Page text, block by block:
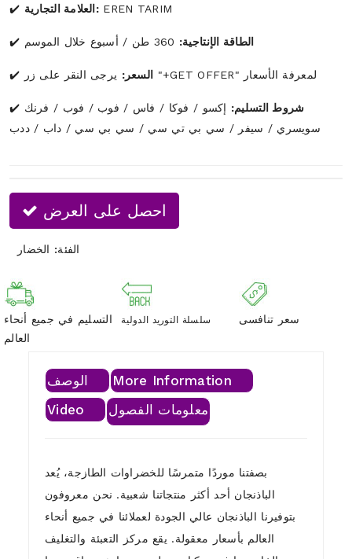
العلامة التجارية: EREN TARIM
الطاقة الإنتاجية:
السعر: يرجى النقر على زر "+GET OFFER" لمعرفة الأسعار
شروط التسليم: إكسو / فوكا / فاس / فوب / فوب / فرنك
سويسري / سيفر / سي بي تي سي / سي بي سي / داب / ددب
احصل على العرض
الفئة: الخضار
التسليم في جميع أنحاء
العالم
سلسلة التوريد الدولية سعر تنافسى
الوصف
More Information
Video
معلومات الفصول
بصفتنا موردًا متمرسًا للخضراوات الطازجة، يُعد
الباذنجان أحد أكثر منتجاتنا شعبية. نحن معروفون
بتوفيرنا الباذنجان عالي الجودة لعملائنا في جميع أنحاء
العالم بأسعار معقولة. يقع مركز التعبئة والتغليف